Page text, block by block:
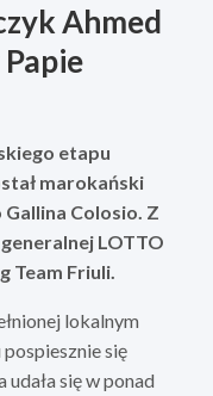
Ahmed
etapu
marokański
Colosio. Z
LOTTO
Team Friuli.
lokalnym
się
udała się w ponad